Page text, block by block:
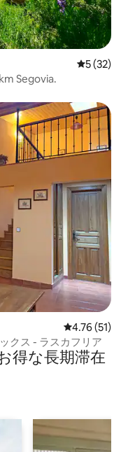
レビュー
5 (32)
Segovia.
レビュー51
4.76 (51)
クス - ラスカフリア
得⁠な長⁠期⁠滞⁠在